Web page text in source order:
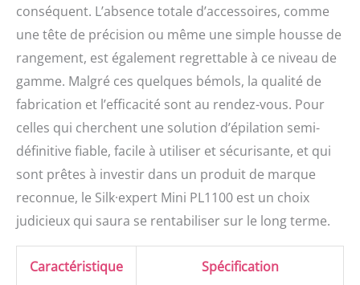
conséquent. L’absence totale d’accessoires, comme
une tête de précision ou même une simple housse de
rangement, est également regrettable à ce niveau de
gamme. Malgré ces quelques bémols, la qualité de
fabrication et l’efficacité sont au rendez-vous. Pour
celles qui cherchent une solution d’épilation semi-
définitive fiable, facile à utiliser et sécurisante, et qui
sont prêtes à investir dans un produit de marque
reconnue, le Silk·expert Mini PL1100 est un choix
judicieux qui saura se rentabiliser sur le long terme.
Caractéristique Spécification